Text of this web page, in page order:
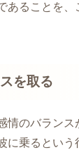
あることを
を取る
情のバラン
に乗るという